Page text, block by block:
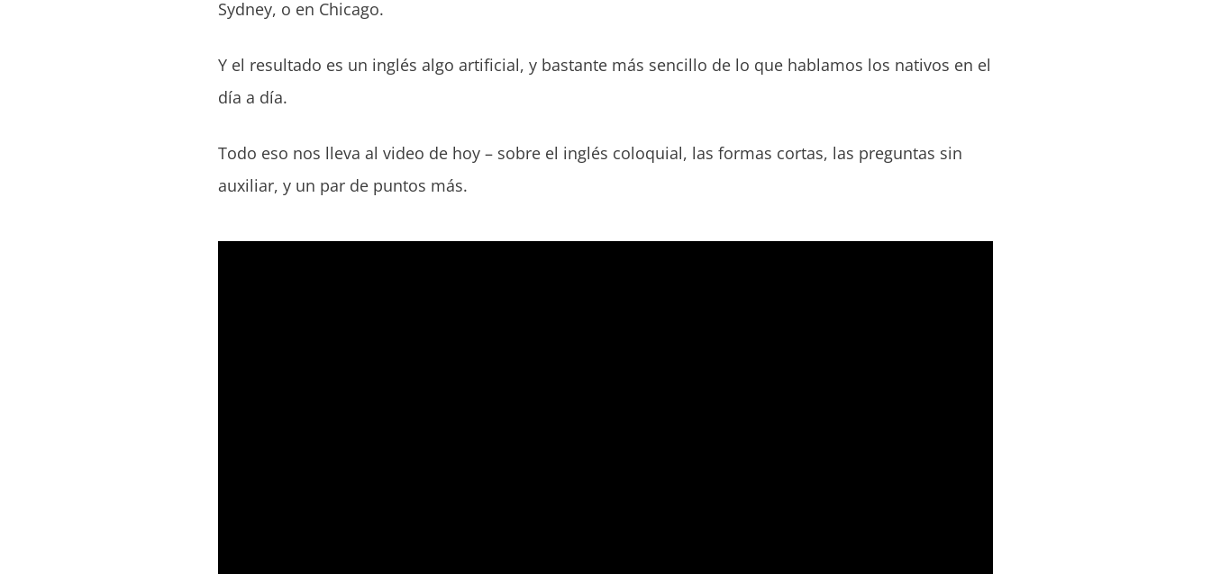
Sydney, o en Chicago.
Y el resultado es un inglés algo artificial, y bastante más sencillo de lo que hablamos los nativos en el
día a día.
Todo eso nos lleva al video de hoy – sobre el inglés coloquial, las formas cortas, las preguntas sin
auxiliar, y un par de puntos más.